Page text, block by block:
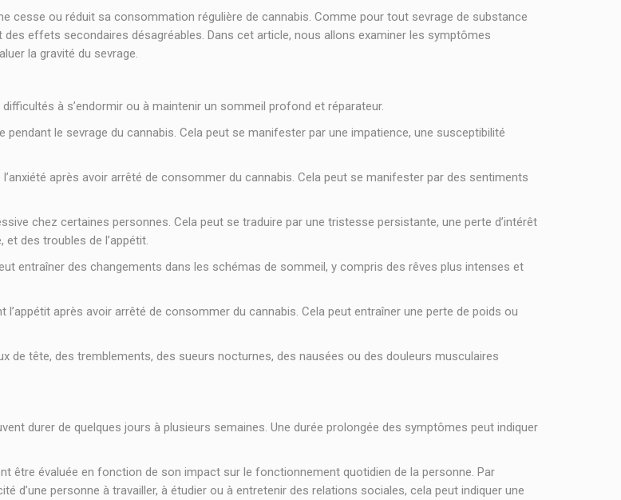
cesse ou réduit sa consommation régulière de cannabis. Comme pour tout sevrage de substance
effets secondaires désagréables. Dans cet article, nous allons examiner les symptômes
la gravité du sevrage.
à s’endormir ou à maintenir un sommeil profond et réparateur.
pendant le sevrage du cannabis. Cela peut se manifester par une impatience, une susceptibilité
après avoir arrêté de consommer du cannabis. Cela peut se manifester par des sentiments
chez certaines personnes. Cela peut se traduire par une tristesse persistante, une perte d’intérêt
des troubles de l’appétit.
entraîner des changements dans les schémas de sommeil, y compris des rêves plus intenses et
après avoir arrêté de consommer du cannabis. Cela peut entraîner une perte de poids ou
de tête, des tremblements, des sueurs nocturnes, des nausées ou des douleurs musculaires
durer de quelques jours à plusieurs semaines. Une durée prolongée des symptômes peut indiquer
être évaluée en fonction de son impact sur le fonctionnement quotidien de la personne. Par
d’une personne à travailler, à étudier ou à entretenir des relations sociales, cela peut indiquer une